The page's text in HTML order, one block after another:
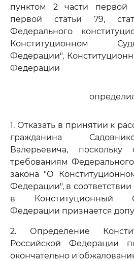
пунктом 2 части первой
первой статьи 79,
Федерального
Конституционном
Федерации",
Федерации
1. Отказать в принятии к
гражданина
Валерьевича,
требованиям
закона "О
Федерации", в
в Конституционный
Федерации признается
2. Определение
Российской Федерации
окончательно и